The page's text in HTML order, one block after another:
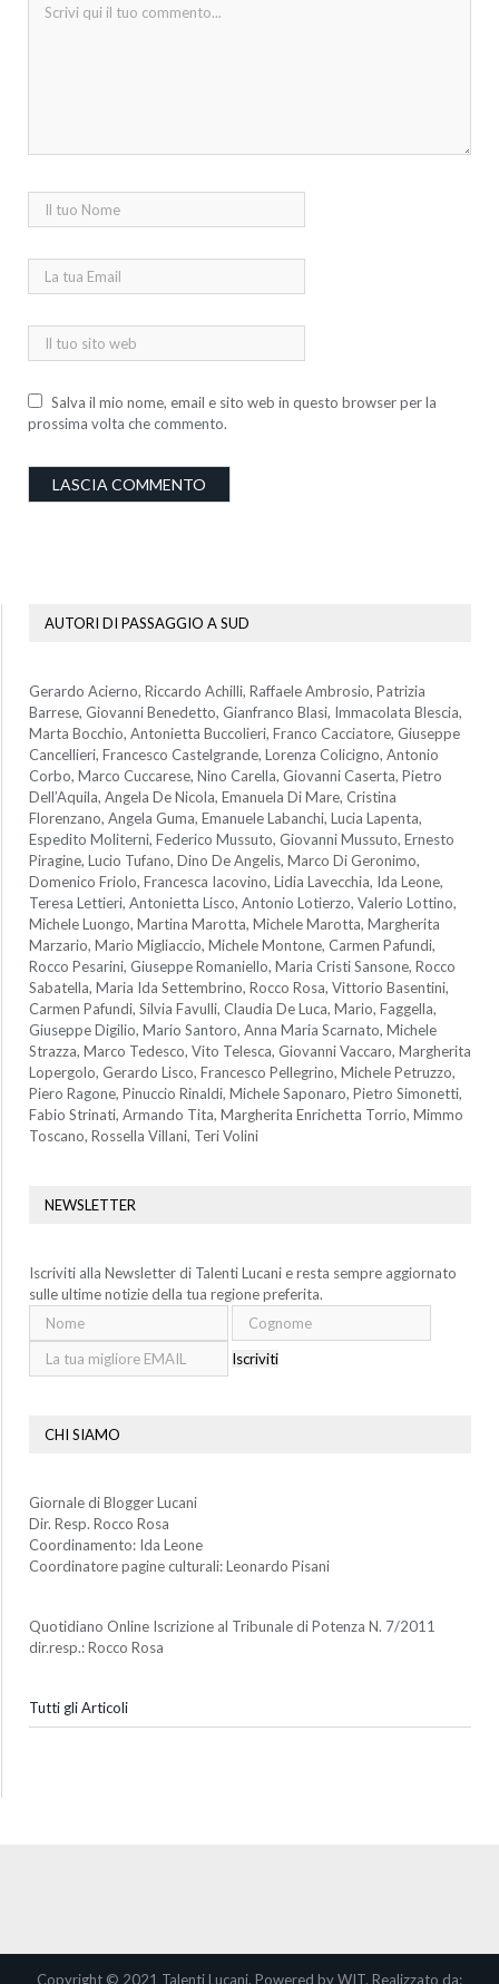
Salva il mio nome, email e sito web in questo browser per la
prossima volta che commento.
AUTORI DI PASSAGGIO A SUD
Gerardo Acierno, Riccardo Achilli, Raffaele Ambrosio, Patrizia
Barrese, Giovanni Benedetto, Gianfranco Blasi, Immacolata Blescia,
Marta Bocchio, Antonietta Buccolieri, Franco Cacciatore, Giuseppe
Cancellieri, Francesco Castelgrande, Lorenza Colicigno, Antonio
Corbo, Marco Cuccarese, Nino Carella, Giovanni Caserta, Pietro
Dell’Aquila, Angela De Nicola, Emanuela Di Mare, Cristina
Florenzano, Angela Guma, Emanuele Labanchi, Lucia Lapenta,
Espedito Moliterni, Federico Mussuto, Giovanni Mussuto, Ernesto
Piragine, Lucio Tufano, Dino De Angelis, Marco Di Geronimo,
Domenico Friolo, Francesca Iacovino, Lidia Lavecchia, Ida Leone,
Teresa Lettieri, Antonietta Lisco, Antonio Lotierzo, Valerio Lottino,
Michele Luongo, Martina Marotta, Michele Marotta, Margherita
Marzario, Mario Migliaccio, Michele Montone, Carmen Pafundi,
Rocco Pesarini, Giuseppe Romaniello, Maria Cristi Sansone, Rocco
Sabatella, Maria Ida Settembrino, Rocco Rosa, Vittorio Basentini,
Carmen Pafundi, Silvia Favulli, Claudia De Luca, Mario, Faggella,
Giuseppe Digilio, Mario Santoro, Anna Maria Scarnato, Michele
Strazza, Marco Tedesco, Vito Telesca, Giovanni Vaccaro, Margherita
Lopergolo, Gerardo Lisco, Francesco Pellegrino, Michele Petruzzo,
Piero Ragone, Pinuccio Rinaldi, Michele Saponaro, Pietro Simonetti,
Fabio Strinati, Armando Tita, Margherita Enrichetta Torrio, Mimmo
Toscano, Rossella Villani, Teri Volini
NEWSLETTER
Iscriviti alla Newsletter di Talenti Lucani e resta sempre aggiornato
sulle ultime notizie della tua regione preferita.
Iscriviti
CHI SIAMO
Giornale di Blogger Lucani
Dir. Resp. Rocco Rosa
Coordinamento: Ida Leone
Coordinatore pagine culturali: Leonardo Pisani
Quotidiano Online Iscrizione al Tribunale di Potenza N. 7/2011
dir.resp.: Rocco Rosa
Tutti gli Articoli
Copyright © 2021 Talenti Lucani. Powered by WIT. Realizzato da: